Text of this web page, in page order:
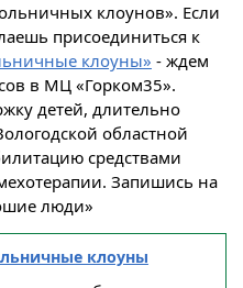
клоунов». Если
присоединиться к
клоуны» - ждем
в МЦ «Горком35».
детей, длительно
областной
средствами
Запишись на
люди»
клоуны